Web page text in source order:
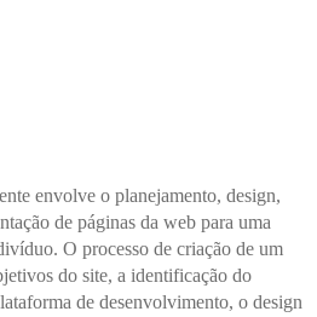
envolve o planejamento, design,
de páginas da web para uma
O processo de criação de um
do site, a identificação do
de desenvolvimento, o design